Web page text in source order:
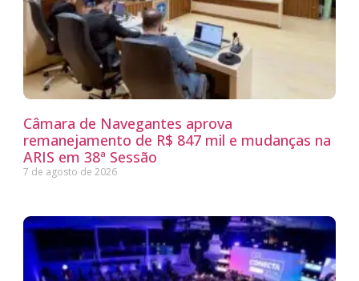
Câmara de Navegantes aprova
remanejamento de R$ 847 mil e mudanças na
ARIS em 38ª Sessão
7 de agosto de 2026